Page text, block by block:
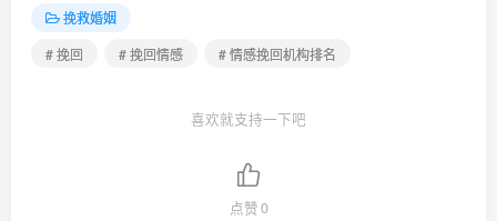
挽救婚姻
# 挽回
# 挽回情感 # 情感挽回机构排名
喜欢就支持一下吧
点赞0